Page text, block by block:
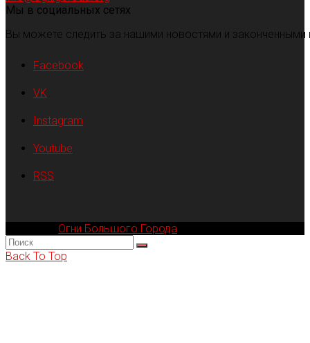
Мы в социальных сетях
Вы можете следить за нашими новостями и
Facebook
VK
Instagram
Youtube
RSS
Огни Большого Города
Back To Top